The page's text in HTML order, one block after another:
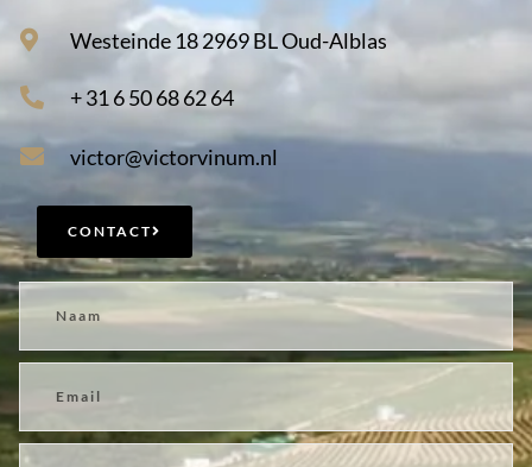
Westeinde 18 2969 BL Oud-Alblas
+ 31 6 50 68 62 64
victor@victorvinum.nl
CONTACT